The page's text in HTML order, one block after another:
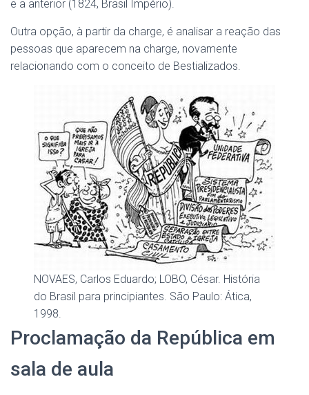
e a anterior (1824, Brasil Império).
Outra opção, à partir da charge, é analisar a reação das
pessoas que aparecem na charge, novamente
relacionando com o conceito de Bestializados.
NOVAES, Carlos Eduardo; LOBO, César. História
do Brasil para principiantes. São Paulo: Ática,
1998.
Proclamação da República em
sala de aula